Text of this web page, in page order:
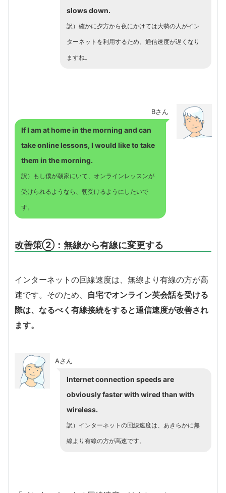
slows down.
訳）確かに夕方から夜にかけては大勢の人がイン
ターネットを利用するため、通信速度が遅くなり
ますね。
Bさん
If I am at home in the morning and can
take online lessons, I would like to take
them in the morning.
訳）もし僕が朝家にいて、オンラインレッスンが
受けられるようなら、朝受けるようにしたいで
す。
改善策②：無線から有線に変更する
インターネットの回線速度は、無線より有線の方が高
速です。そのため、 自宅でオンライン英会話を受ける
際は、なるべく有線接続をすると通信速度が改善され
ます。
Aさん
Internet connection speeds are
obviously faster with wired than with
wireless.
訳）インターネットの回線速度は、あきらかに無
線より有線の方が高速です。